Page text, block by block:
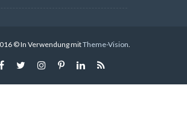
© In Verwendung mitTheme-Vision